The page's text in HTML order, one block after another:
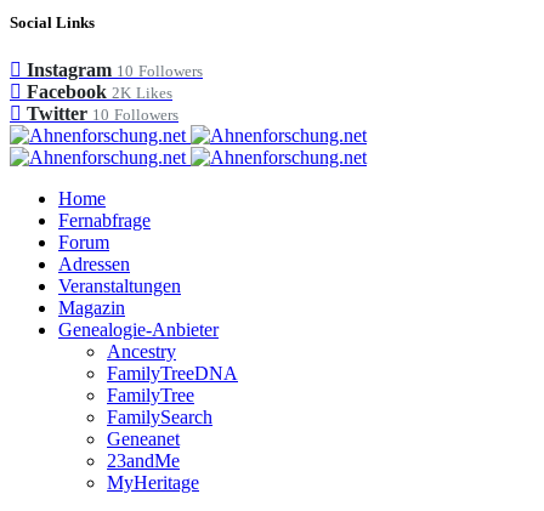
Social Links
Instagram 10 Followers
Facebook 2K Likes
Twitter 10 Followers
Home
Fernabfrage
Forum
Adressen
Veranstaltungen
Magazin
Genealogie-Anbieter
Ancestry
FamilyTreeDNA
FamilyTree
FamilySearch
Geneanet
23andMe
MyHeritage